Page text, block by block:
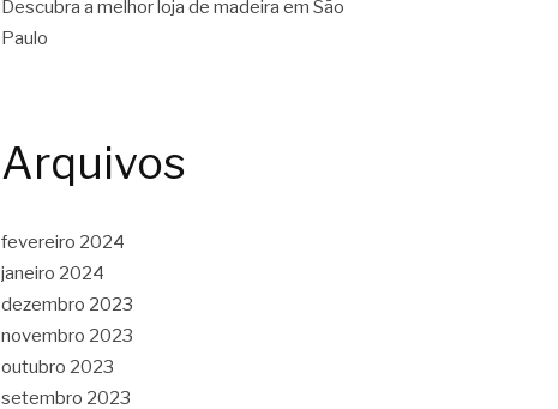
Descubra a melhor loja de madeira em São
Paulo
Arquivos
fevereiro 2024
janeiro 2024
dezembro 2023
novembro 2023
outubro 2023
setembro 2023